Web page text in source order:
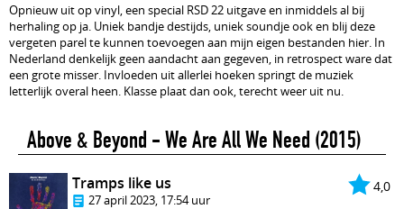
Opnieuw uit op vinyl, een special RSD 22 uitgave en inmiddels al bij
herhaling op ja. Uniek bandje destijds, uniek soundje ook en blij deze
vergeten parel te kunnen toevoegen aan mijn eigen bestanden hier. In
Nederland denkelijk geen aandacht aan gegeven, in retrospect ware dat
een grote misser. Invloeden uit allerlei hoeken springt de muziek
letterlijk overal heen. Klasse plaat dan ook, terecht weer uit nu.
Above & Beyond - We Are All We Need (2015)
4,0
Tramps like us
27 april 2023, 17:54 uur